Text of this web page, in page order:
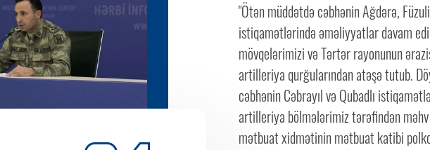
"Ötən müddətdə cəbhənin Ağdərə,
istiqamətlərində əməliyyatlar davam
mövqelərimizi və Tərtər rayonunun
artilleriya qurğularından atəşə tutub.
cəbhənin Cəbrayıl və Qubadlı
artilleriya bölmələrimiz tərəfindən
mətbuat xidmətinin mətbuat katibi